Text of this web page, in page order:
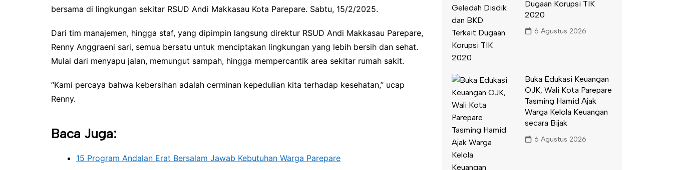
bersama di lingkungan sekitar RSUD Andi Makkasau Kota Parepare. Sabtu, 15/2/2025.
Dari tim manajemen, hingga staf, yang dipimpin langsung direktur RSUD Andi Makkasau Parepare,
Renny Anggraeni sari, semua bersatu untuk menciptakan lingkungan yang lebih bersih dan sehat.
Mulai dari menyapu jalan, memungut sampah, hingga mempercantik area sekitar rumah sakit.
“Kami percaya bahwa kebersihan adalah cerminan kepedulian kita terhadap kesehatan,” ucap
Renny.
Baca Juga:
15 Program Andalan Erat Bersalam Jawab Kebutuhan Warga Parepare
Dugaan Korupsi TIK
2020
6 Agustus 2026
Buka Edukasi Keuangan
OJK, Wali Kota Parepare
Tasming Hamid Ajak
Warga Kelola Keuangan
secara Bijak
6 Agustus 2026